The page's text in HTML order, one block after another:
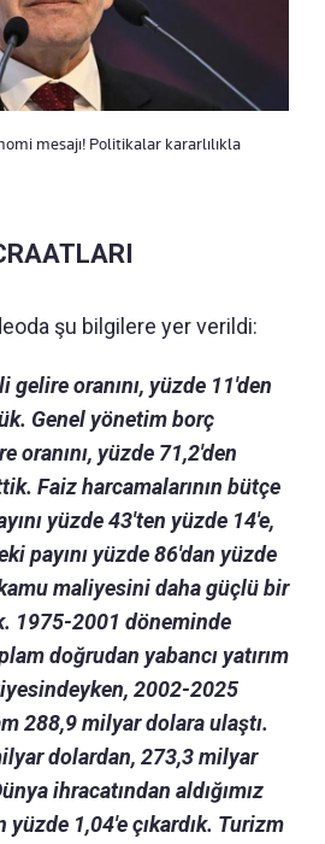
mesajı! Politikalar kararlılıkla
şu bilgilere yer verildi:
gelire oranını, yüzde 11'den
Genel yönetim borç
oranını, yüzde 71,2'den
Faiz harcamalarının bütçe
yüzde 43'ten yüzde 14'e,
payını yüzde 86'dan yüzde
maliyesini daha güçlü bir
1975-2001 döneminde
doğrudan yabancı yatırım
2002-2025
288,9 milyar dolara ulaştı.
dolardan, 273,3 milyar
ihracatından aldığımız
yüzde 1,04'e çıkardık. Turizm